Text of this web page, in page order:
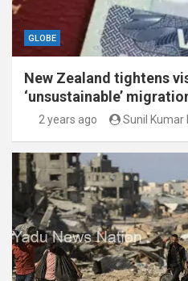
GLOBE
New Zealand tightens
‘unsustainable’
2 years ago Sunil Kumar